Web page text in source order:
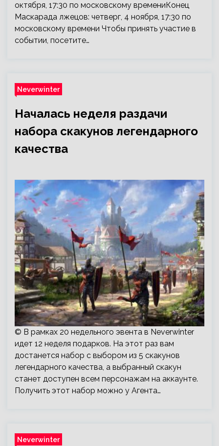
октября, 17:30 по московскому времениКонец
Маскарада лжецов: четверг, 4 ноября, 17:30 по
московскому времени Чтобы принять участие в
событии, посетите…
Neverwinter
Началась неделя раздачи
набора скакунов легендарного
качества
© В рамках 20 недельного эвента в Neverwinter
идет 12 неделя подарков. На этот раз вам
достанется набор с выбором из 5 скакунов
легендарного качества, а выбранный скакун
станет доступен всем персонажам на аккаунте.
Получить этот набор можно у Агента…
Neverwinter